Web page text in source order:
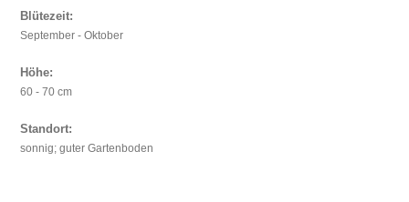
Blütezeit:
September - Oktober
Höhe:
60 - 70 cm
Standort:
sonnig; guter Gartenboden